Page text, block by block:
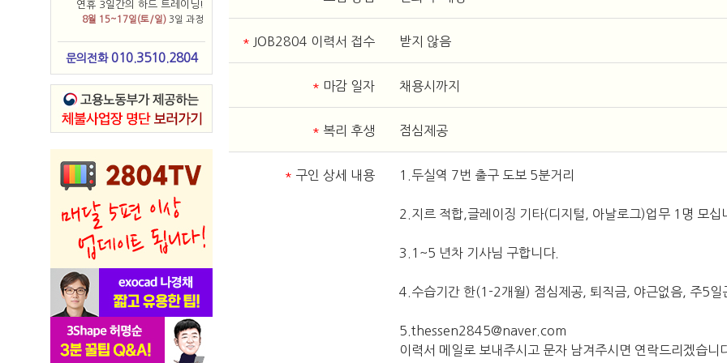
연휴 3일간의 하드 트레이닝!
8월 15~17일(토/일) 3일 과정
문의전화 010.3510.2804
* JOB2804 이력서 접수 받지 않음
* 마감 일자 채용시까지
* 복리 후생 점심제공
* 구인 상세 내용 1.두실역 7번 출구 도보 5분거리
2.지르 적합,글레이징 기타(디지털, 아날로그)업무 1명 모십
3.1~5 년차 기사님 구합니다.
4.수습기간 한(1-2개월) 점심제공, 퇴직금, 야근없음, 주5일
5.thessen2845@naver.com
이력서 메일로 보내주시고 문자 남겨주시면 연락드리겠습니